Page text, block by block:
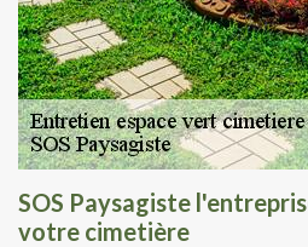
SOS Paysagiste
votre cimetière